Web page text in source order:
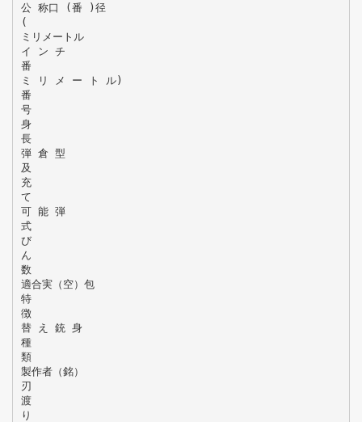
公 称口 (番 )径
(
ミリメートル
イ ン チ
番
ミ リ メ ー ト ル)
番
号
身
長
弾 倉 型
及
充
て
可 能 弾
式
び
ん
数
適合実（空）包
特
徴
替 え 銃 身
種
類
製作者（銘）
刃
渡
り